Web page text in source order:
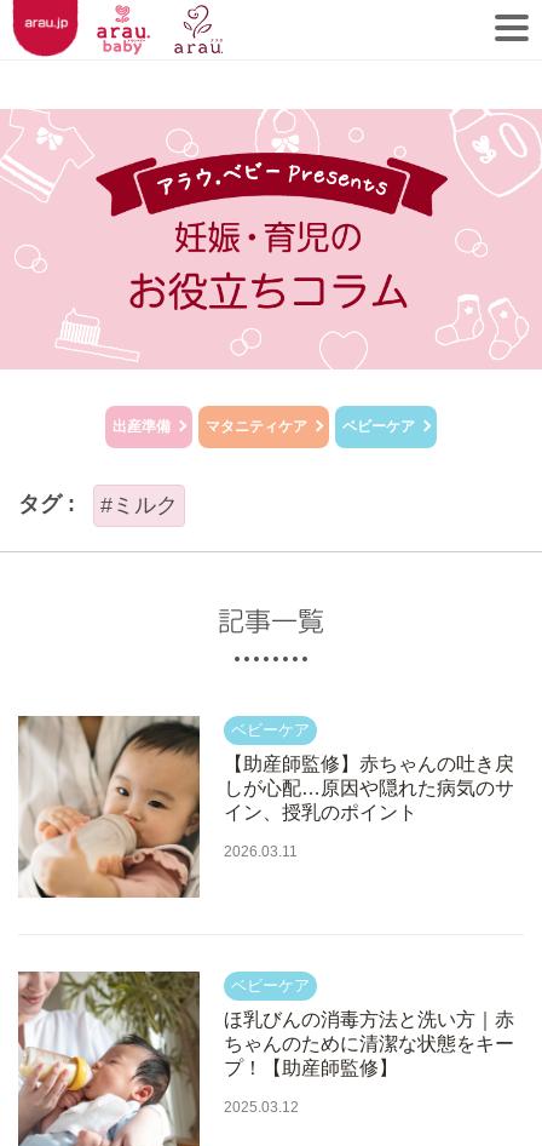
出産準備 マタニティケア ベビーケア
タグ : #ミルク
記事一覧
【助産師監修】赤ちゃんの吐き戻
しが心配…原因や隠れた病気のサ
イン、授乳のポイント
2026.03.11
ほ乳びんの消毒方法と洗い方｜赤
ちゃんのために清潔な状態をキー
プ！【助産師監修】
2025.03.12